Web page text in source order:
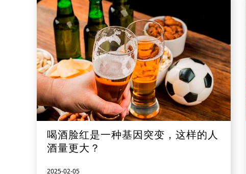
喝酒脸红是一种基因突变，这样的人
酒量更大？
2025-02-05